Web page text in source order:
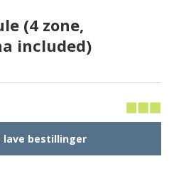
(4 zone,
included)
bestillinger